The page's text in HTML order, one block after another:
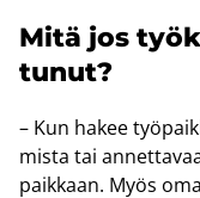
Mitä jos
tu­nut?
– Kun hakee
mis­ta tai
paik­kaan. Myös